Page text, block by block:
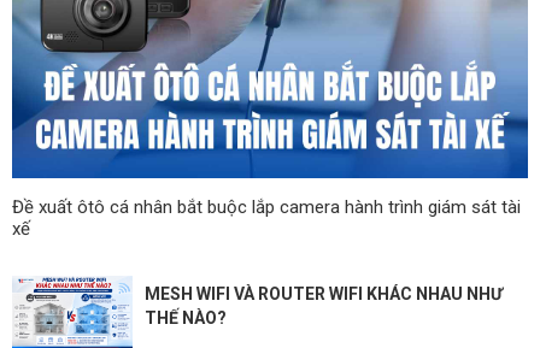
Đề xuất ôtô cá nhân bắt buộc lắp camera hành trình giám sát tài
xế
MESH WIFI VÀ ROUTER WIFI KHÁC NHAU NHƯ
THẾ NÀO?